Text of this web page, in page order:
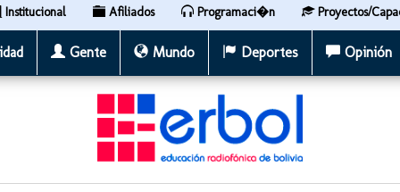
Institucional Afiliados Programaci�n Proyectos/
Gente Mundo Deportes Opinión